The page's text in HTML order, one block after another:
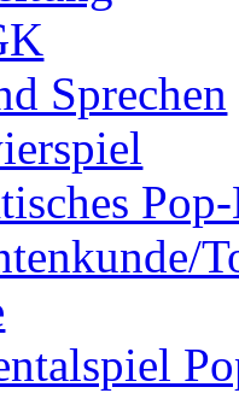
Sprechen